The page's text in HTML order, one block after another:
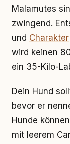
Malamutes
zwingend.
und Charakter
wird keinen
ein 35-Kilo-
Dein Hund
bevor er
Hunde
mit leerem